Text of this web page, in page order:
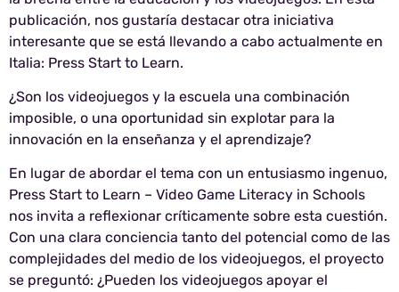
publicación, nos gustaría destacar otra iniciativa
interesante que se está llevando a cabo actualmente en
Italia: Press Start to Learn.
¿Son los videojuegos y la escuela una combinación
imposible, o una oportunidad sin explotar para la
innovación en la enseñanza y el aprendizaje?
En lugar de abordar el tema con un entusiasmo ingenuo,
Press Start to Learn – Video Game Literacy in Schools
nos invita a reflexionar críticamente sobre esta cuestión.
Con una clara conciencia tanto del potencial como de las
complejidades del medio de los videojuegos, el proyecto
se preguntó: ¿Pueden los videojuegos apoyar el